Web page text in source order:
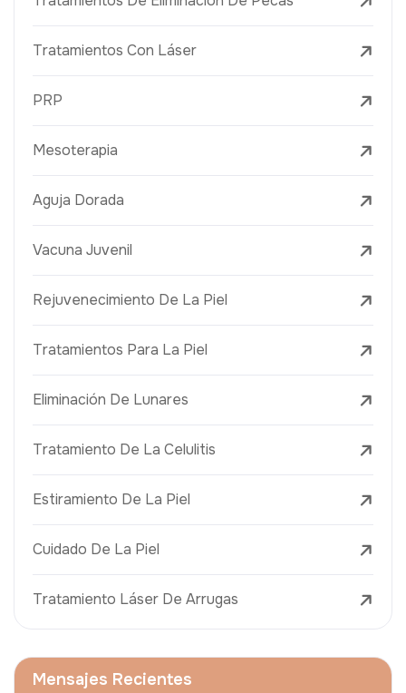
Tratamientos Con Láser
PRP
Mesoterapia
Aguja Dorada
Vacuna Juvenil
Rejuvenecimiento De La Piel
Tratamientos Para La Piel
Eliminación De Lunares
Tratamiento De La Celulitis
Estiramiento De La Piel
Cuidado De La Piel
Tratamiento Láser De Arrugas
Mensajes Recientes